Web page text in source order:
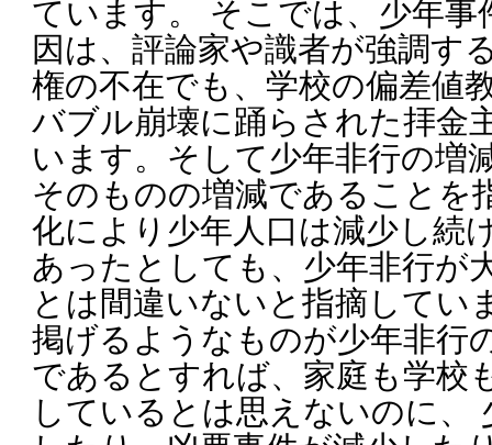
ています。 そこでは、少年
因は、評論家や識者が強調す
権の不在でも、学校の偏差値
バブル崩壊に踊らされた拝金
います。そして少年非行の増
そのものの増減であることを
化により少年人口は減少し続
あったとしても、少年非行が
とは間違いないと指摘してい
掲げるようなものが少年非行
であるとすれば、家庭も学校
しているとは思えないのに、